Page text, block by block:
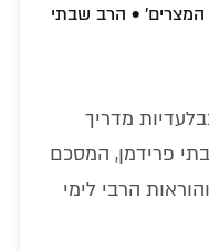
המצרים' • הרב שבתי
מדריך
פרידמן, המסכם
הרבי לימי